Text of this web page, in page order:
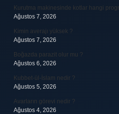
Kurutma makinesinde kotlar hangi
Ağustos 7, 2026
Kimin averajı yüksek ?
Ağustos 7, 2026
Boğazda parazit olur mu ?
Ağustos 6, 2026
Kubbet-ül-İslam nedir ?
Ağustos 5, 2026
Avarların görevi nedir ?
Ağustos 4, 2026